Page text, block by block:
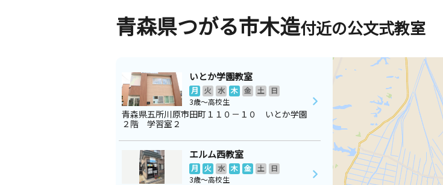
青森県つがる市木造付近の公文式教室
いとか学園教室
月 火 水 木 金 土
日
3歳～高校生
青森県五所川原市田町１１０－１０ いとか学園
２階 学習室２
エルム西教室
月 火 水 木 金 土
日
3歳～高校生